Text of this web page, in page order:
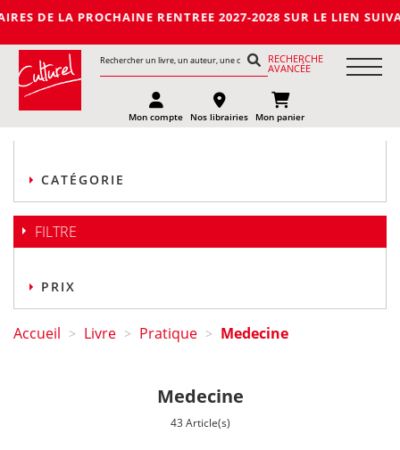
DE LA PROCHAINE RENTREE 2027-2028 SUR LE
RECHERCHE
AVANCÉE
Mon compte Nos librairies Mon panier
CATÉGORIE
FILTRE
PRIX
Accueil > Livre > Pratique > Medecine
Medecine
43 Article(s)